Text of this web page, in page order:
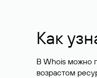
Как
В Whois можно
возрастом